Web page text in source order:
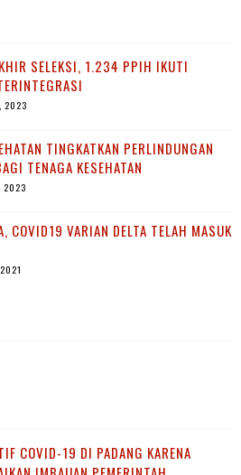
SELEKSI, 1.234 PPIH IKUTI
2023
TINGKATKAN PERLINDUNGAN
TENAGA KESEHATAN
2023
COVID19 VARIAN DELTA TELAH MASUK
COVID-19 DI PADANG KARENA